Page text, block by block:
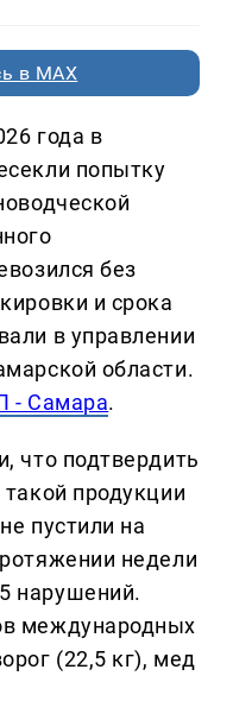
в MAX
года в
попытку
без
и срока
в управлении
области.
- Самара.
что подтвердить
продукции
пустили на
недели
нарушений.
международных
(22,5 кг), мед